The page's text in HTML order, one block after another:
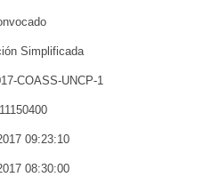
Simplificada
COASS-UNCP-1
09:23:10
08:30:00